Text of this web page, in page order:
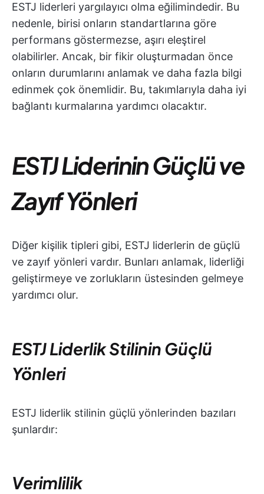
ESTJ liderleri yargılayıcı olma eğilimindedir. Bu
nedenle, birisi onların standartlarına göre
performans göstermezse, aşırı eleştirel
olabilirler. Ancak, bir fikir oluşturmadan önce
onların durumlarını anlamak ve daha fazla bilgi
edinmek çok önemlidir. Bu, takımlarıyla daha iyi
bağlantı kurmalarına yardımcı olacaktır.
ESTJ Liderinin Güçlü ve
Zayıf Yönleri
Diğer kişilik tipleri gibi, ESTJ liderlerin de güçlü
ve zayıf yönleri vardır. Bunları anlamak, liderliği
geliştirmeye ve zorlukların üstesinden gelmeye
yardımcı olur.
ESTJ Liderlik Stilinin Güçlü
Yönleri
ESTJ liderlik stilinin güçlü yönlerinden bazıları
şunlardır:
Verimlilik